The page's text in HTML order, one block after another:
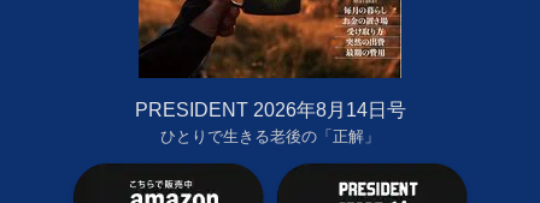
PRESIDENT 2026年8月14日号
ひとりで生きる老後の「正解」